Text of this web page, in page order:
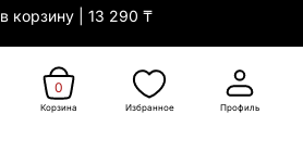
в корзину 13 290 ₸
0
Корзина Избранное Профиль